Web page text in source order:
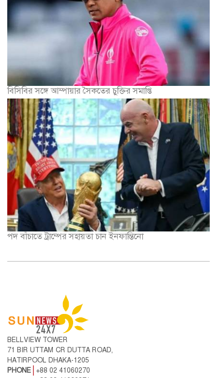
বিসিবির সঙ্গে আম্পায়ার সৈকতের চুক্তির সমাপ্তি
পদ বাঁচাতে ট্রাম্পের সহায়তা চান ইনফান্তিনো
BELLVIEW TOWER
71 BIR UTTAM CR DUTTA ROAD,
HATIRPOOL DHAKA-1205
PHONE
+88 02 41060270